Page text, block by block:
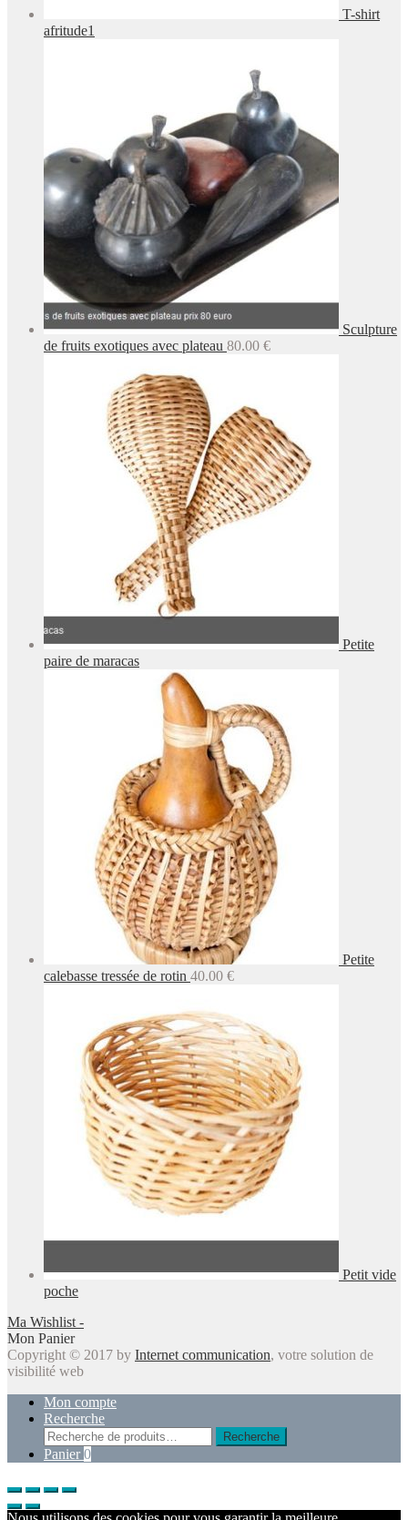
T-shirt
afritude1
Sculpture
de fruits exotiques avec plateau 80.00 €
Petite
paire de maracas
Petite
calebasse tressée de rotin 40.00 €
Petit vide
poche
Ma Wishlist -
Mon Panier
Copyright © 2017 by Internet communication, votre solution de
visibilité web
Mon compte
Recherche
Recherche
pour :
Recherche
Panier 0